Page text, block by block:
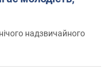
надзвичайного